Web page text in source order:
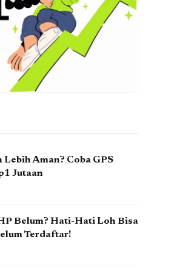
Aman? Coba GPS
Jutaan
Belum? Hati-Hati Loh Bisa
Terdaftar!